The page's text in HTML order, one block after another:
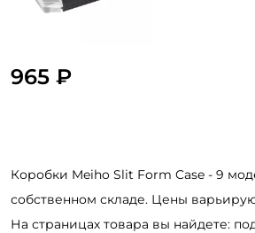
965 ₽
Коробки Meiho Slit Form Case - 9
собственном складе. Цены
На страницах товара вы найдете: